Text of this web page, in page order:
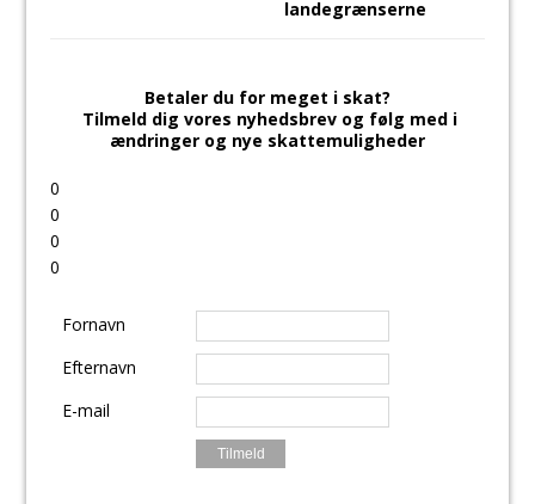
landegrænserne
Betaler du for meget i skat?
Tilmeld dig vores nyhedsbrev og følg med i
ændringer og nye skattemuligheder
0
0
0
0
Fornavn
Efternavn
E-mail